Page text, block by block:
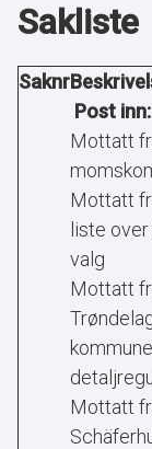
Sakliste
Saknr
Post inn:
Mottatt
Mottatt
liste
valg
Mottatt
Mottatt